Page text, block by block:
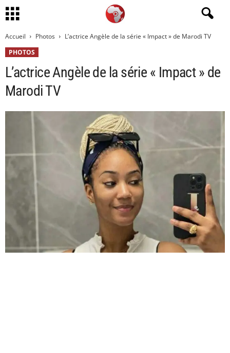
Accueil Photos
L’actrice Angèle de la série « Impact » de Marodi TV
PHOTOS
L’actrice Angèle de la série « Impact » de
Marodi TV